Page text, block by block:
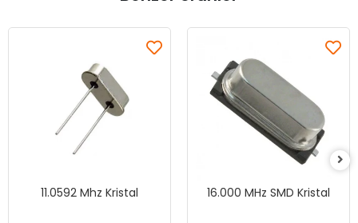
11.0592 Mhz Kristal 16.000 MHz SMD Kristal